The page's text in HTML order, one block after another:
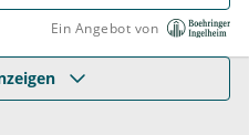
Ein Angebot von